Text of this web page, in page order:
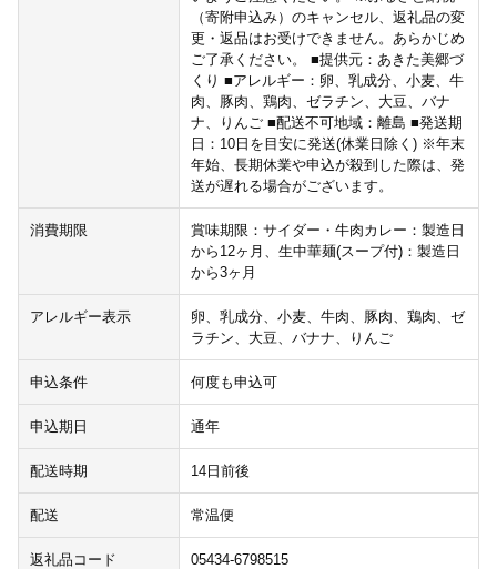
（寄附申込み）のキャンセル、返礼品の変
更・返品はお受けできません。あらかじめ
ご了承ください。 ■提供元：あきた美郷づ
くり ■アレルギー：卵、乳成分、小麦、牛
肉、豚肉、鶏肉、ゼラチン、大豆、バナ
ナ、りんご ■配送不可地域：離島 ■発送期
日：10日を目安に発送(休業日除く) ※年末
年始、長期休業や申込が殺到した際は、発
送が遅れる場合がございます。
消費期限
賞味期限：サイダー・牛肉カレー：製造日
から12ヶ月、生中華麺(スープ付)：製造日
から3ヶ月
アレルギー表示
卵、乳成分、小麦、牛肉、豚肉、鶏肉、ゼ
ラチン、大豆、バナナ、りんご
申込条件 何度も申込可
申込期日 通年
配送時期 14日前後
配送 常温便
返礼品コード 05434-6798515